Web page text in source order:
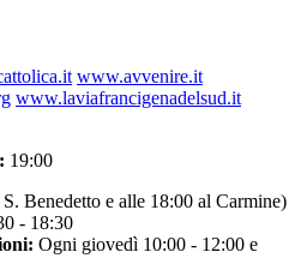
www.avvenire.it
www.laviafrancigenadelsud.it
19:00
Benedetto e alle 18:00 al Carmine)
- 18:30
Ogni giovedì 10:00 - 12:00 e